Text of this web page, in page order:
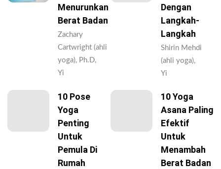
Menurunkan
Berat Badan
Zachary
Cartwright (ahli
yoga), Ph.D,
Yi
Dengan
Langkah-
Langkah
Shirin Mehdi
(ahli yoga),
Yi
10 Pose
Yoga
Penting
Untuk
Pemula Di
Rumah
10 Yoga
Asana Paling
Efektif
Untuk
Menambah
Berat Badan